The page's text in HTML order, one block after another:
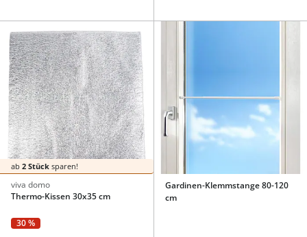
ab 2 Stück sparen!
viva domo
Thermo-Kissen 30x35 cm
30 %
Gardinen-Klemmstange 80-120
cm